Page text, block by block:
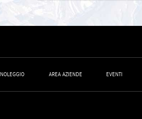
NOLEGGIO AREA AZIENDE EVENTI